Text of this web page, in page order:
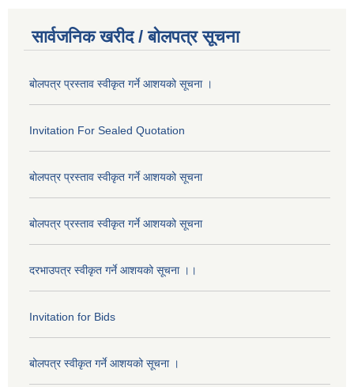
सार्वजनिक खरीद / बोलपत्र सूचना
बोलपत्र प्रस्ताव स्वीकृत गर्ने आशयको सूचना ।
Invitation For Sealed Quotation
बोलपत्र प्रस्ताव स्वीकृत गर्ने आशयको सूचना
बोलपत्र प्रस्ताव स्वीकृत गर्ने आशयको सूचना
दरभाउपत्र स्वीकृत गर्ने आशयको सूचना ।।
Invitation for Bids
बोलपत्र स्वीकृत गर्ने आशयको सूचना ।